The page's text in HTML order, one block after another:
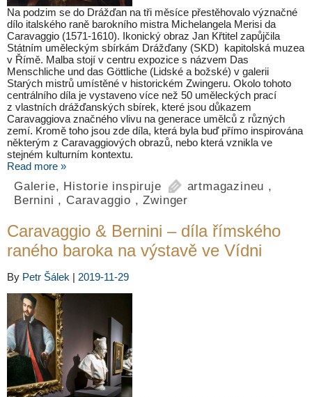
Na podzim se do Drážďan na tři měsíce přestěhovalo význačné
dílo italského raně barokního mistra Michelangela Merisi da
Caravaggio (1571-1610). Ikonický obraz Jan Křtitel zapůjčila
Státním uměleckým sbírkám Drážďany (SKD) kapitolská muzea
v Římě. Malba stojí v centru expozice s názvem Das
Menschliche und das Göttliche (Lidské a božské) v galerii
Starých mistrů umístěné v historickém Zwingeru. Okolo tohoto
centrálního díla je vystaveno více než 50 uměleckých prací
z vlastních drážďanských sbírek, které jsou důkazem
Caravaggiova značného vlivu na generace umělců z různých
zemí. Kromě toho jsou zde díla, která byla buď přímo inspirována
některým z Caravaggiových obrazů, nebo která vznikla ve
stejném kulturním kontextu.
Read more »
Galerie, Historie inspiruje artmagazineu ,
Bernini , Caravaggio ,Zwinger
Caravaggio & Bernini – díla římského
raného baroka na výstavě ve Vídni
By Petr Šálek | 2019-11-29